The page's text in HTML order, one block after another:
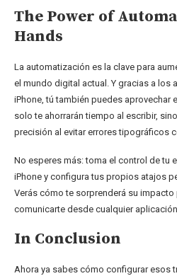
The Power of
Hands
La automatización es la clave para
el mundo digital actual. Y gracias a los
iPhone, tú también puedes aprovechar
solo te ahorrarán tiempo al escribir,
precisión al evitar errores tipográficos
No esperes más: toma el control de tu
iPhone y configura tus propios atajos
Verás cómo te sorprenderá su impacto
comunicarte desde cualquier aplicación.
In Conclusion
Ahora ya sabes cómo configurar esos